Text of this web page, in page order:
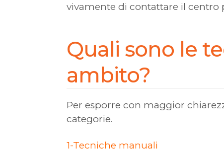
vivamente di contattare il centro
Quali sono le
ambito?
Per esporre con maggior
categorie.
1-Tecniche manuali